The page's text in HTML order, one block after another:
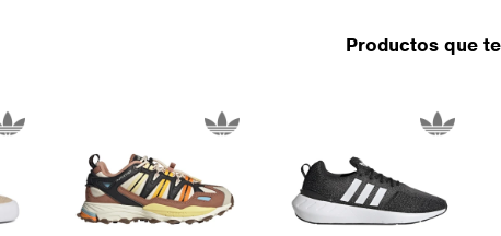
Productos que